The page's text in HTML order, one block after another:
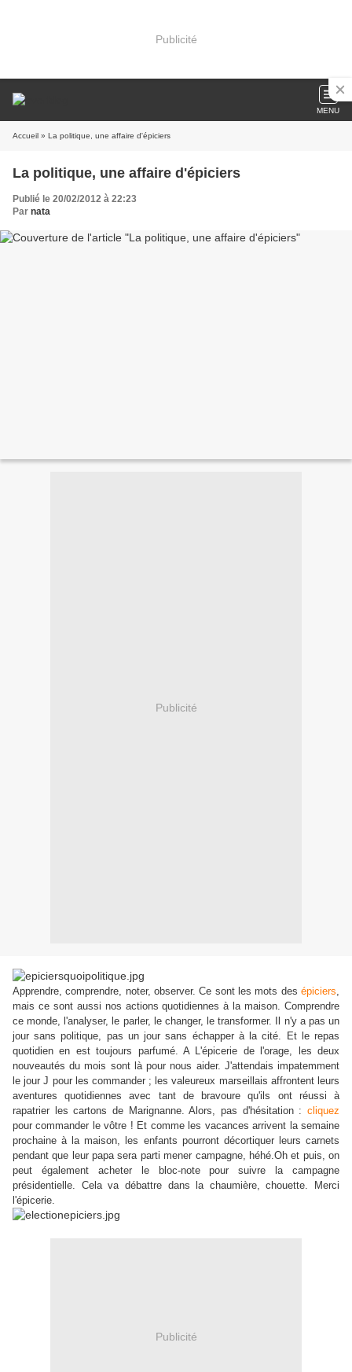
Publicité
MENU
Accueil » La politique, une affaire d'épiciers
La politique, une affaire d'épiciers
Publié le 20/02/2012 à 22:23
Par nata
Publicité
Apprendre, comprendre, noter, observer. Ce sont les mots des épiciers,
mais ce sont aussi nos actions quotidiennes à la maison. Comprendre
ce monde, l'analyser, le parler, le changer, le transformer. Il n'y a pas un
jour sans politique, pas un jour sans échapper à la cité. Et le repas
quotidien en est toujours parfumé. A L'épicerie de l'orage, les deux
nouveautés du mois sont là pour nous aider. J'attendais impatemment
le jour J pour les commander ; les valeureux marseillais affrontent leurs
aventures quotidiennes avec tant de bravoure qu'ils ont réussi à
rapatrier les cartons de Marignanne. Alors, pas d'hésitation : cliquez
pour commander le vôtre ! Et comme les vacances arrivent la semaine
prochaine à la maison, les enfants pourront décortiquer leurs carnets
pendant que leur papa sera parti mener campagne, héhé.Oh et puis, on
peut également acheter le bloc-note pour suivre la campagne
présidentielle. Cela va débattre dans la chaumière, chouette. Merci
l'épicerie.
Publicité